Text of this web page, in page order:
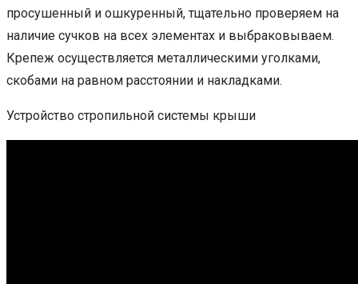
просушенный и ошкуренный, тщательно проверяем на
наличие сучков на всех элементах и выбраковываем.
Крепеж осуществляется металлическими уголками,
скобами на равном расстоянии и накладками.
Устройство стропильной системы крыши